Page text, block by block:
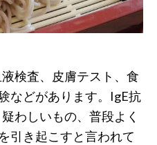
検査、皮膚テスト、食
などがあります。IgE抗
わしいもの、普段よく
引き起こすと言われて